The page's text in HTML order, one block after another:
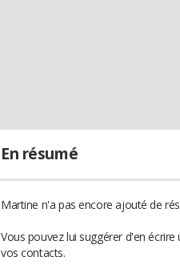
En résumé
Martine n'a pas encore ajouté de
Vous pouvez lui suggérer d'en
vos contacts.